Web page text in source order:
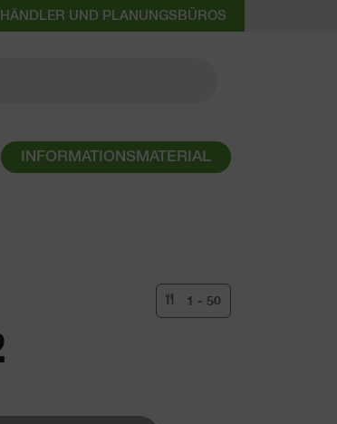
UND PLANUNGSBÜROS
INFORMATIONSMATERIAL
1 - 50